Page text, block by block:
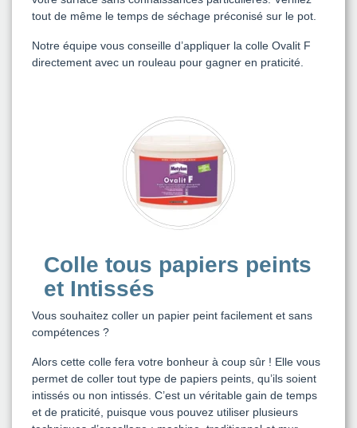
tout de même le temps de séchage préconisé sur le pot.
Notre équipe vous conseille d’appliquer la colle Ovalit F
directement avec un rouleau pour gagner en praticité.
Colle tous papiers peints
et Intissés
Vous souhaitez coller un papier peint facilement et sans
compétences ?
Alors cette colle fera votre bonheur à coup sûr ! Elle vous
permet de coller tout type de papiers peints, qu’ils soient
intissés ou non intissés. C’est un véritable gain de temps
et de praticité, puisque vous pouvez utiliser plusieurs